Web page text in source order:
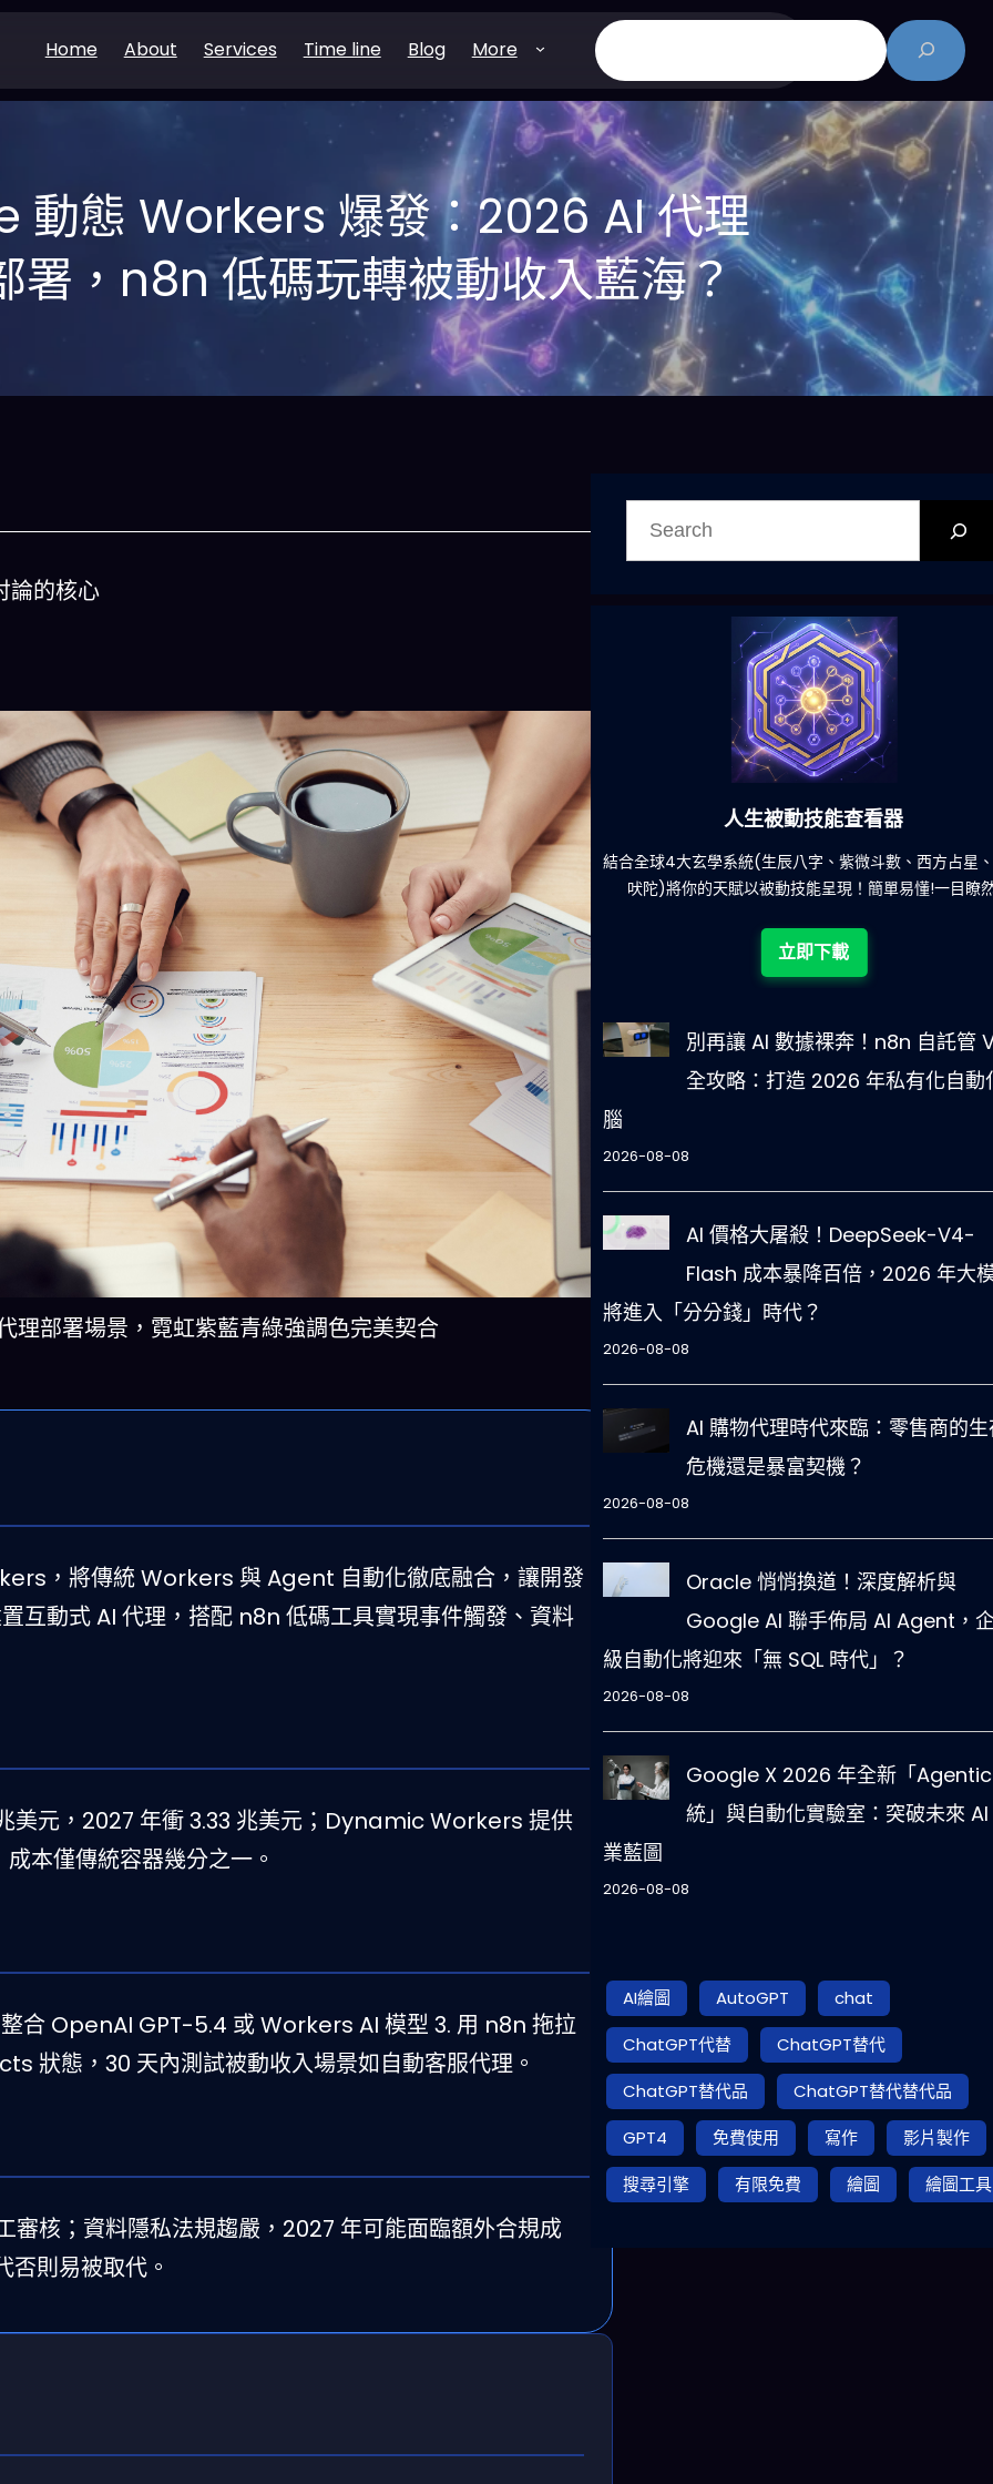
Home About Services Time line Blog More
搜
尋
態 Workers 爆發：2026 AI 代理
署，n8n 低碼玩轉被動收入藍海？
論的核心
部署場景，霓虹紫藍青綠強調色完美契合
，將傳統 Workers 與 Agent 自動化徹底融合，讓開發
互動式 AI 代理，搭配 n8n 低碼工具實現事件觸發、資料
美元，2027 年衝 3.33 兆美元；Dynamic Workers 提供
本僅傳統容器幾分之一。
合 OpenAI GPT-5.4 或 Workers AI 模型 3. 用 n8n 拖拉
狀態，30 天內測試被動收入場景如自動客服代理。
核；資料隱私法規趨嚴，2027 年可能面臨額外合規成
則易被取代。
今晚吃什麽
一鍵配搭出三餸一湯的完美晚餐組合,以後免除晚餐吃什麽的煩
立即下載
人生被動技能查看器
結合全球4大玄學系統(生辰八字、紫微斗數、西方占星
吠陀)將你的天賦以被動技能呈現！簡單易懂!一目瞭
立即下載
別再讓 AI 數據裸奔！n8n 自託管
全攻略：打造 2026 年私有化自動
腦
2026-08-08
AI 價格大屠殺！DeepSeek-V4-
Flash 成本暴降百倍，2026 年大
將進入「分分錢」時代？
2026-08-08
AI 購物代理時代來臨：零售商的
危機還是暴富契機？
2026-08-08
Oracle 悄悄換道！深度解析與
Google AI 聯手佈局 AI Agent，
級自動化將迎來「無 SQL 時代」？
2026-08-08
Google X 2026 年全新「
統」與自動化實驗室：突破未來
業藍圖
2026-08-08
AI繪圖 AutoGPT
chat
ChatGPT代替
ChatGPT替代
ChatGPT替代品
ChatGPT替代替代品
GPT4
免費使用 寫作
影片製作
搜尋引擎
有限免費 繪圖 繪圖工具